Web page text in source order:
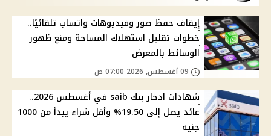
إيقاف حفظ صور وفيديوهات واتساب تلقائيًا..
خطوات تقليل استهلاك المساحة ومنع ظهور
الوسائط بالمعرض
شهادات ادخار بنك saib في أغسطس 2026..
عائد يصل إلى 19.50% وأقل شراء يبدأ من 1000
جنيه